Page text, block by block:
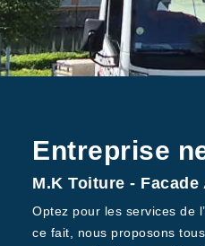
Entreprise
M.K Toiture -
Optez pour les services de
ce fait, nous proposons